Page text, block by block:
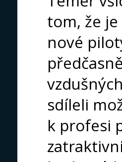
tom, že
nové
sdíleli
k profesi